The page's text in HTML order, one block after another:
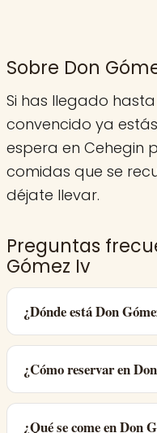
Sobre Don
Si has llegado
convencido ya
espera en Cehegin
comidas que se
déjate llevar.
Preguntas
Gómez Iv
¿Dónde está Don
¿Cómo reservar en
¿Qué se come en Don